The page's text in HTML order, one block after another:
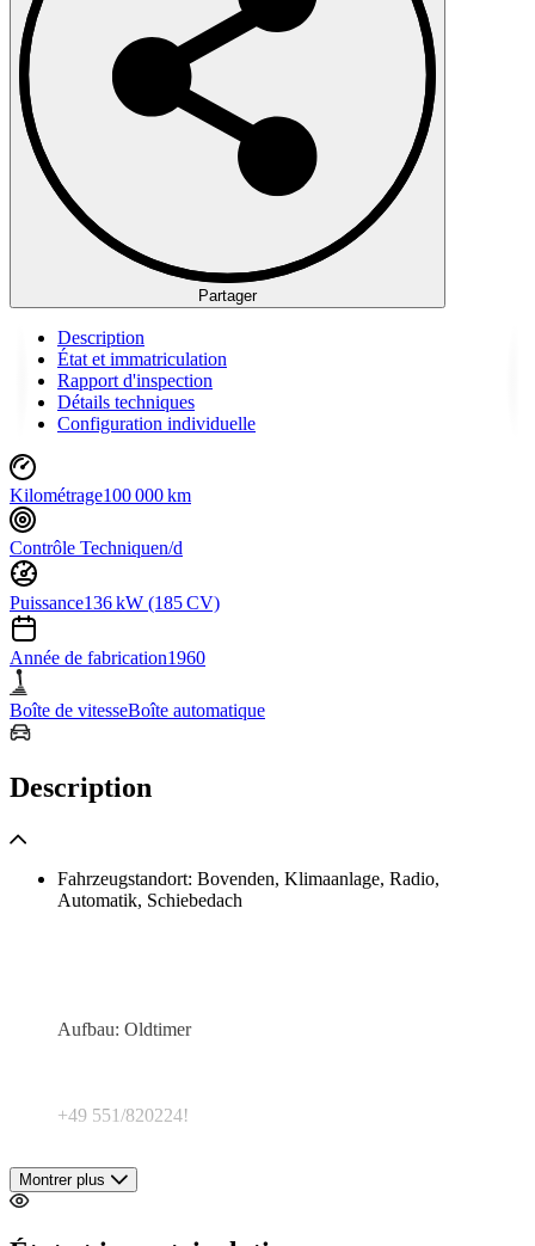
Partager
Description
État et immatriculation
Rapport d'inspection
Détails techniques
Configuration individuelle
Kilométrage100 000 km
Contrôle Techniquen/d
Puissance136 kW (185 CV)
Année de fabrication1960
Boîte de vitesseBoîte automatique
Description
Fahrzeugstandort: Bovenden, Klimaanlage, Radio,
Automatik, Schiebedach
Aufbau: Oldtimer
+49 551/820224!
Montrer plus